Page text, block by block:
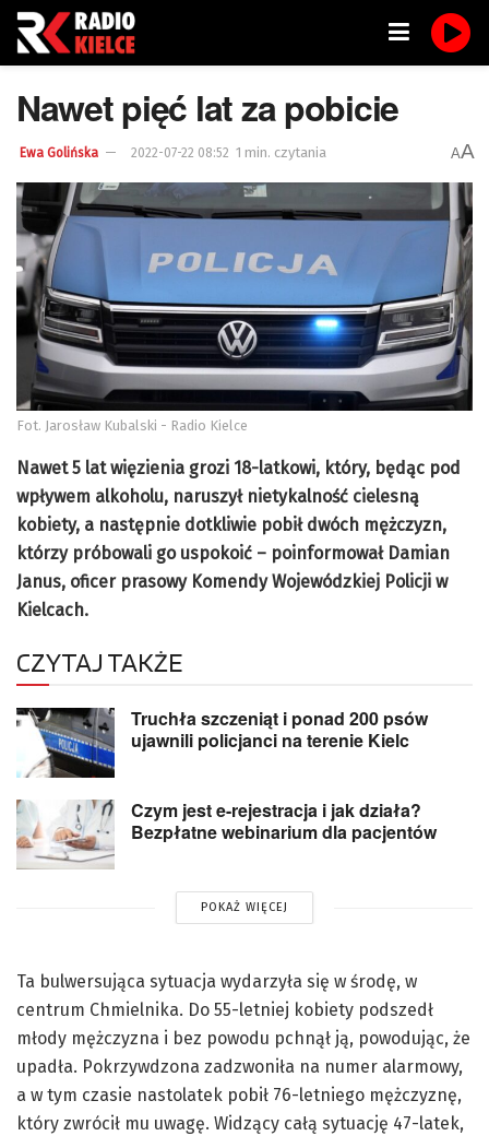
Nawet pięć lat za pobicie
Ewa Golińska 2022-07-22 08:52 1 min. czytania AA
Fot. Jarosław Kubalski - Radio Kielce
Nawet 5 lat więzienia grozi 18-latkowi, który, będąc pod
wpływem alkoholu, naruszył nietykalność cielesną
kobiety, a następnie dotkliwie pobił dwóch mężczyzn,
którzy próbowali go uspokoić – poinformował Damian
Janus, oficer prasowy Komendy Wojewódzkiej Policji w
Kielcach.
CZYTAJ TAKŻE
Truchła szczeniąt i ponad 200 psów
ujawnili policjanci na terenie Kielc
Czym jest e-rejestracja i jak działa?
Bezpłatne webinarium dla pacjentów
POKAŻ WIĘCEJ
Ta bulwersująca sytuacja wydarzyła się w środę, w
centrum Chmielnika. Do 55-letniej kobiety podszedł
młody mężczyzna i bez powodu pchnął ją, powodując, że
upadła. Pokrzywdzona zadzwoniła na numer alarmowy,
a w tym czasie nastolatek pobił 76-letniego mężczyznę,
który zwrócił mu uwagę. Widzący całą sytuację 47-latek,